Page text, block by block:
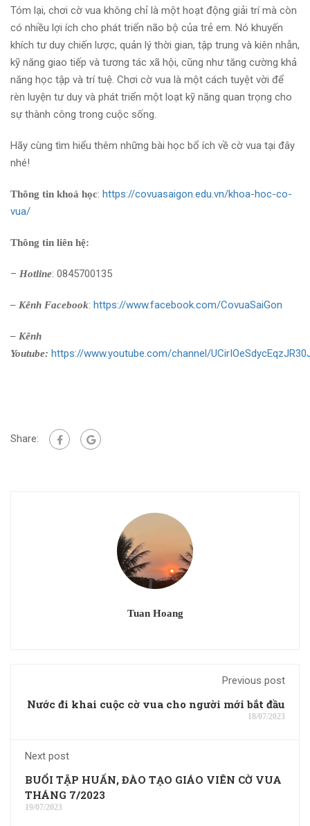
Tóm lại, chơi cờ vua không chỉ là một hoạt động giải trí mà còn
có nhiều lợi ích cho phát triển não bộ của trẻ em. Nó khuyến
khích tư duy chiến lược, quản lý thời gian, tập trung và kiên nhẫn,
kỹ năng giao tiếp và tương tác xã hội, cũng như tăng cường khả
năng học tập và trí tuệ. Chơi cờ vua là một cách tuyệt vời để
rèn luyện tư duy và phát triển một loạt kỹ năng quan trọng cho
sự thành công trong cuộc sống.
Hãy cùng tìm hiểu thêm những bài học bổ ích về cờ vua tại đây
nhé!
Thông tin khoá học: https://covuasaigon.edu.vn/khoa-hoc-co-
vua/
Thông tin liên hệ:
– Hotline: 0845700135
– Kênh Facebook: https://www.facebook.com/CovuaSaiGon
– Kênh
Youtube: https://www.youtube.com/channel/
Share:
Tuan Hoang
Previous post
Nước đi khai cuộc cờ vua cho người mới bắt đầu
18/07/2023
Next post
BUỔI TẬP HUẤN, ĐÀO TẠO GIÁO VIÊN CỜ VUA
THÁNG 7/2023
19/07/2023